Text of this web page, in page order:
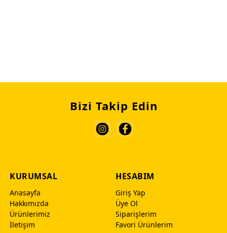
Bizi Takip Edin
KURUMSAL
Anasayfa
Hakkımızda
Ürünlerimiz
İletişim
HESABIM
Giriş Yap
Üye Ol
Siparişlerim
Favori Ürünlerim